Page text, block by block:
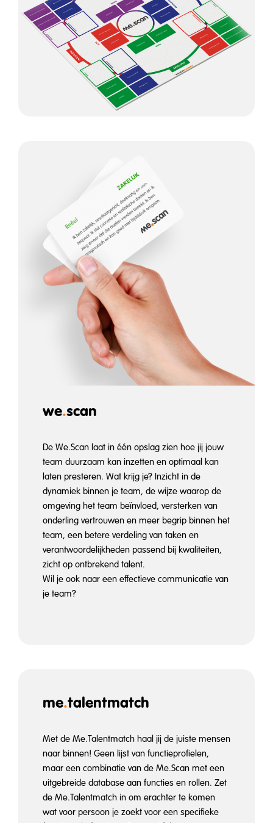
we.scan
De We.Scan laat in één opslag zien hoe jij jouw
team duurzaam kan inzetten en optimaal kan
laten presteren. Wat krijg je? Inzicht in de
dynamiek binnen je team, de wijze waarop de
omgeving het team beïnvloed, versterken van
onderling vertrouwen en meer begrip binnen het
team, een betere verdeling van taken en
verantwoordelijkheden passend bij kwaliteiten,
zicht op ontbrekend talent.
Wil je ook naar een effectieve communicatie van
je team?
me.talentmatch
Met de Me.Talentmatch haal jij de juiste mensen
naar binnen! Geen lijst van functieprofielen,
maar een combinatie van de Me.Scan met een
uitgebreide database aan functies en rollen. Zet
de Me.Talentmatch in om erachter te komen
wat voor persoon je zoekt voor een specifieke